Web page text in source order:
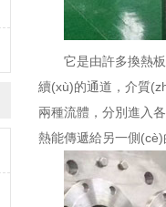
它是由許多換熱
續(xù)的通道，介質
兩種流體，分別進入各
熱能傳遞給另一側(cè)